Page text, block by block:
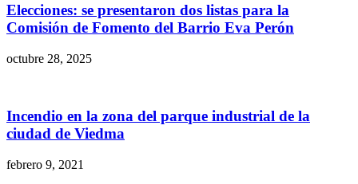
Elecciones: se presentaron dos listas para la
Comisión de Fomento del Barrio Eva Perón
octubre 28, 2025
Incendio en la zona del parque industrial de la
ciudad de Viedma
febrero 9, 2021